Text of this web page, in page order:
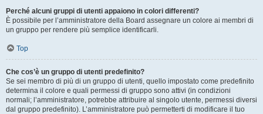
Perché alcuni gruppi di utenti appaiono in colori differenti?
È possibile per l’amministratore della Board assegnare un colore ai membri di
un gruppo per rendere più semplice identificarli.
Top
Che cos’è un gruppo di utenti predefinito?
Se sei membro di più di un gruppo di utenti, quello impostato come predefinito
determina il colore e quali permessi di gruppo sono attivi (in condizioni
normali; l’amministratore, potrebbe attribuire al singolo utente, permessi diversi
dal gruppo predefinito). L’amministratore può permetterti di modificare il tuo